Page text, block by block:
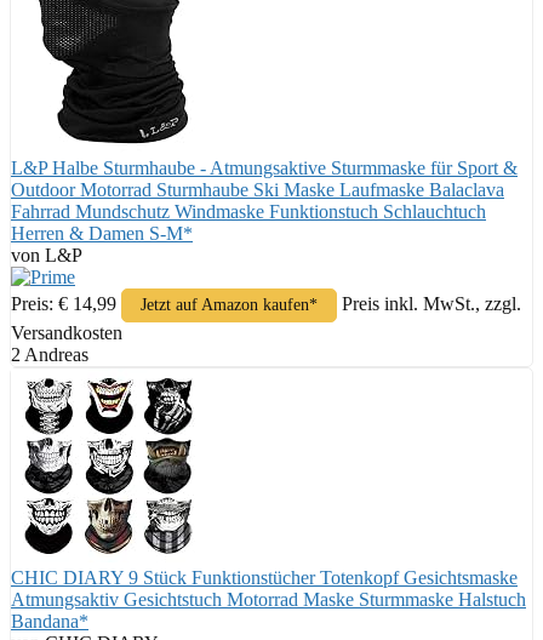
L&P Halbe Sturmhaube - Atmungsaktive Sturmmaske für Sport &
Outdoor Motorrad Sturmhaube Ski Maske Laufmaske Balaclava
Fahrrad Mundschutz Windmaske Funktionstuch Schlauchtuch
Herren & Damen S-M*
von L&P
Preis: € 14,99 Jetzt auf Amazon kaufen*
Preis inkl. MwSt., zzgl.
Versandkosten
2 Andreas
CHIC DIARY 9 Stück Funktionstücher Totenkopf Gesichtsmaske
Atmungsaktiv Gesichtstuch Motorrad Maske Sturmmaske Halstuch
Bandana*